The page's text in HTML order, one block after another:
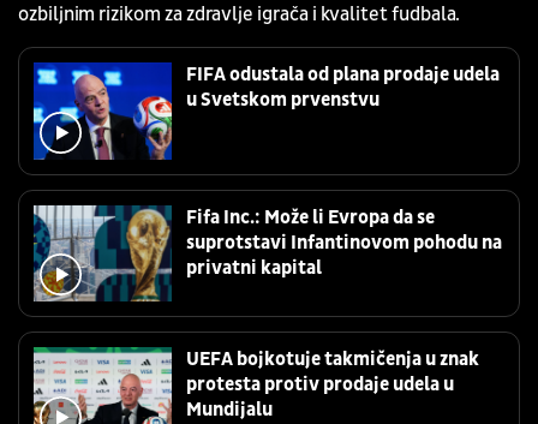
ozbiljnim rizikom za zdravlje igrača i kvalitet fudbala.
FIFA odustala od plana prodaje udela
u Svetskom prvenstvu
Fifa Inc.: Može li Evropa da se
suprotstavi Infantinovom pohodu na
privatni kapital
UEFA bojkotuje takmičenja u znak
protesta protiv prodaje udela u
Mundijalu